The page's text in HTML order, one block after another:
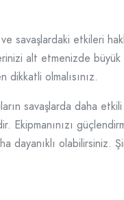
savaşlardaki etkileri
alt etmenizde
olmalısınız.
savaşlarda daha
Ekipmanınızı
dayanıklı olabilirsiniz.